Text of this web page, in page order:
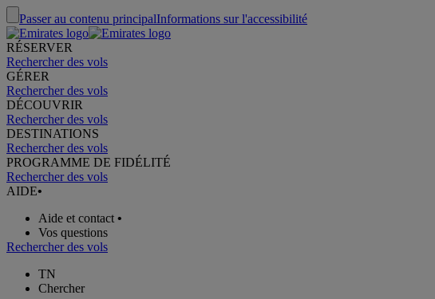
Passer au contenu principalInformations sur l'accessibilité
RÉSERVER
Rechercher des vols
GÉRER
Rechercher des vols
DÉCOUVRIR
Rechercher des vols
DESTINATIONS
Rechercher des vols
PROGRAMME DE FIDÉLITÉ
Rechercher des vols
AIDE•
Aide et contact •
Vos questions
Rechercher des vols
TN
Chercher